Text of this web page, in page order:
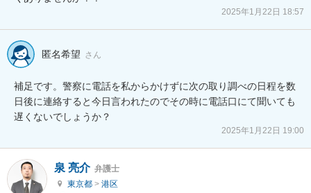
2025年1月22日 18:57
匿名希望 さん
補足です。警察に電話を私からかけずに次の取り調べの日程を数
日後に連絡すると今日言われたのでその時に電話口にて聞いても
遅くないでしょうか？
2025年1月22日 19:00
泉 亮介 弁護士
東京都 > 港区